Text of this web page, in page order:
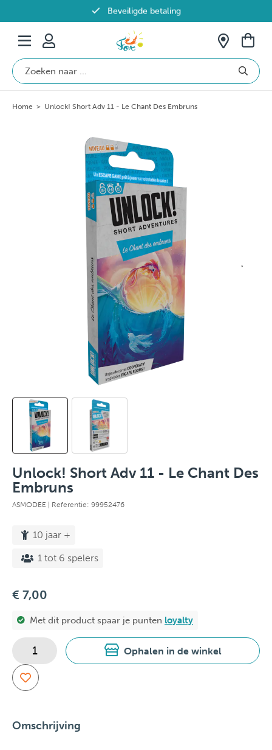
Beveiligde betaling
Gratis verzending vanaf €69 in België
Home > Unlock! Short Adv 11 - Le Chant Des Embruns
Unlock! Short Adv 11 - Le Chant Des
Embruns
ASMODEE | Referentie: 99952476
10 jaar +
1 tot 6 spelers
€ 7,00
Met dit product spaar je punten loyalty
Ophalen in de winkel
Omschrijving